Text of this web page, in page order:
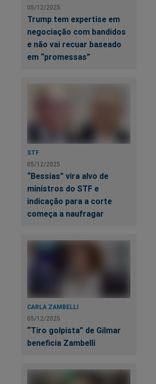
05/12/2025
Trump tem expertise em
negociação com bandidos
e não vai recuar baseado
em “promessas”
STF
05/12/2025
“Bessias” vira alvo de
ministros do STF e
indicação para a corte
começa a naufragar
CARLA ZAMBELLI
05/12/2025
“Tiro golpista” de Gilmar
beneficia Zambelli